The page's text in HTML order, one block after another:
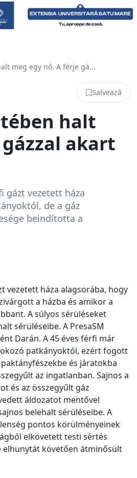
meg egy nő. A férje gá...
Salvează
halt
akart
gázt vezetett háza
de a gáz
beindította a
vezetett háza alagsorába, hogy
a házba és amikor a
A súlyos sérüléseket
sérüléseibe. A PresaSM
Darán. A 45 éves férfi már
patkányoktól, ezért fogott
és járatokba
az ingatlanban. Sajnos a
és az összegyűlt gáz
áldozatot mentővel
belehalt sérüléseibe. A
pontos körülményeinek
elkövetett testi sértés
elhunytát követően átminősült